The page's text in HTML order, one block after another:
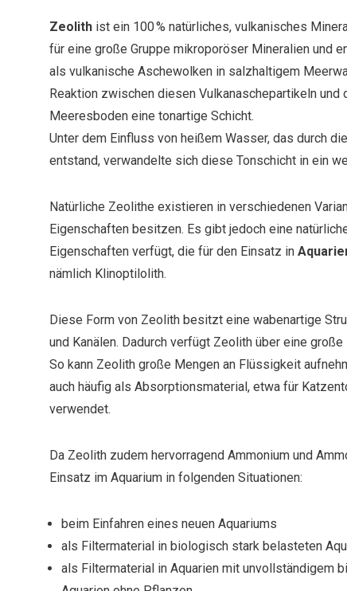
Zeolith ist ein 100 % natürliches, vulkanisches
für eine große Gruppe mikroporöser Mineralien und
als vulkanische Aschewolken in salzhaltigem
Reaktion zwischen diesen Vulkanaschepartikeln und
Meeresboden eine tonartige Schicht.
Unter dem Einfluss von heißem Wasser, das durch
entstand, verwandelte sich diese Tonschicht in ein
Natürliche Zeolithe existieren in verschiedenen
Eigenschaften besitzen. Es gibt jedoch eine
Eigenschaften verfügt, die für den Einsatz in
nämlich Klinoptilolith.
Diese Form von Zeolith besitzt eine wabenartige
und Kanälen. Dadurch verfügt Zeolith über eine große
So kann Zeolith große Mengen an Flüssigkeit
auch häufig als Absorptionsmaterial, etwa für
verwendet.
Da Zeolith zudem hervorragend Ammonium und
Einsatz im Aquarium in folgenden Situationen:
beim Einfahren eines neuen Aquariums
als Filtermaterial in biologisch stark belasteten
als Filtermaterial in Aquarien mit unvollständigem